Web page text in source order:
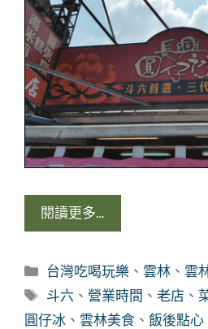
閱讀更多…
分
類
台灣吃喝玩樂 、雲林 、雲
標
籤
斗六 、 營業時間 、老店 、
圓仔冰 、 雲林美食 、 飯後點心